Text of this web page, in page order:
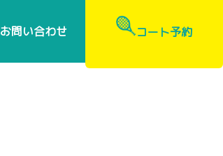
お問い合わせ コート予約